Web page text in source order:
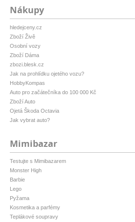
Nákupy
hledejceny.cz
Zboží Živě
Osobní vozy
Zboží Dáma
zbozi.blesk.cz
Jak na prohlídku ojetého vozu?
HobbyKompas
Auto pro začátečníka do 100 000 Kč
Zboží Auto
Ojetá Škoda Octavia
Jak vybrat auto?
Mimibazar
Testujte s Mimibazarem
Monster High
Barbie
Lego
Pyžama
Kosmetika a parfémy
Teplákové soupravy